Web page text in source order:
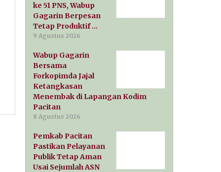
ke 51 PNS, Wabup
Gagarin Berpesan
Tetap Produktif …
9 Agustus 2026
Wabup Gagarin
Bersama
Forkopimda Jajal
Ketangkasan
Menembak di Lapangan Kodim
Pacitan
8 Agustus 2026
Pemkab Pacitan
Pastikan Pelayanan
Publik Tetap Aman
Usai Sejumlah ASN